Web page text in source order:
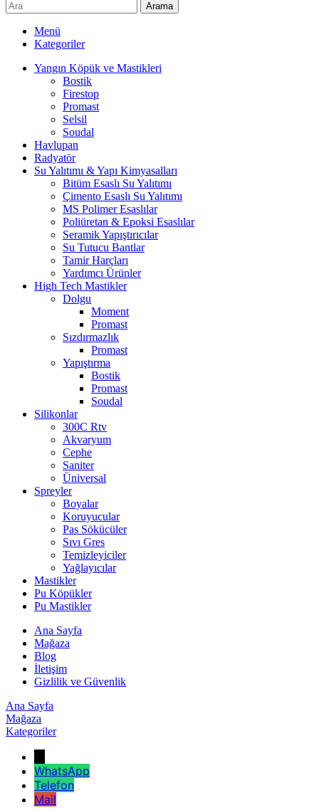
Arama
Menü
Kategoriler
Yangın Köpük ve Mastikleri
Bostik
Firestop
Promast
Selsil
Soudal
Havlupan
Radyatör
Su Yalıtımı & Yapı Kimyasalları
Bitüm Esaslı Su Yalıtımı
Çimento Esaslı Su Yalıtımı
MS Polimer Esaslılar
Poliüretan & Epoksi Esaslılar
Seramik Yapıştırıcılar
Su Tutucu Bantlar
Tamir Harçları
Yardımcı Ürünler
High Tech Mastikler
Dolgu
Moment
Promast
Sızdırmazlık
Promast
Yapıştırma
Bostik
Promast
Soudal
Silikonlar
300C Rtv
Akvaryum
Cephe
Saniter
Üniversal
Spreyler
Boyalar
Koruyucular
Pas Sökücüler
Sıvı Gres
Temizleyiciler
Yağlayıcılar
Mastikler
Pu Köpükler
Pu Mastikler
Ana Sayfa
Mağaza
Blog
İletişim
Gizlilik ve Güvenlik
Ana Sayfa
Mağaza
Kategoriler
WhatsApp
Telefon
Mail